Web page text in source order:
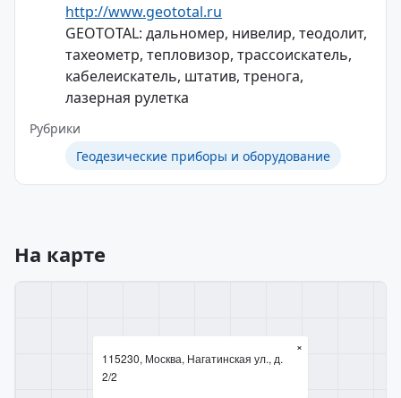
http://www.geototal.ru
GEOTOTAL: дальномер, нивелир, теодолит,
тахеометр, тепловизор, трассоискатель,
кабелеискатель, штатив, тренога,
лазерная рулетка
Рубрики
Геодезические приборы и оборудование
На карте
115230, Москва, Нагатинская ул., д.
2/2
×